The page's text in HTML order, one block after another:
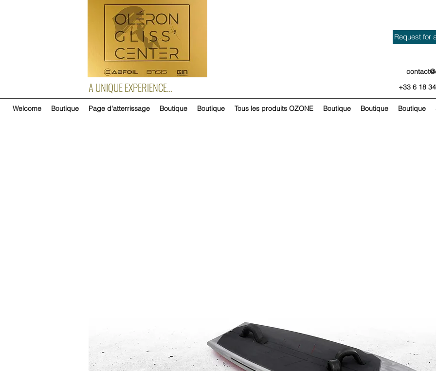
A UNIQUE EXPERIENCE...
Request for
+33 6 18
Welcome Boutique Page d'atterrissage Boutique Boutique Tous les produits OZONE Boutique Boutique Boutique